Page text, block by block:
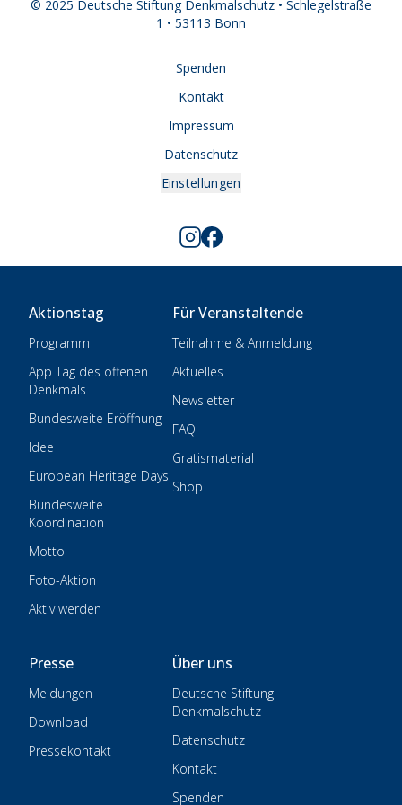
© 2025 Deutsche Stiftung Denkmalschutz • Schlegelstraße
1 • 53113 Bonn
Spenden
Kontakt
Impressum
Datenschutz
Einstellungen
Aktionstag
Programm
App Tag des offenen
Denkmals
Bundesweite Eröffnung
Idee
European Heritage Days
Bundesweite
Koordination
Motto
Foto-Aktion
Aktiv werden
Für Veranstaltende
Teilnahme & Anmeldung
Aktuelles
Newsletter
FAQ
Gratismaterial
Shop
Presse
Meldungen
Download
Pressekontakt
Über uns
Deutsche Stiftung
Denkmalschutz
Datenschutz
Kontakt
Spenden